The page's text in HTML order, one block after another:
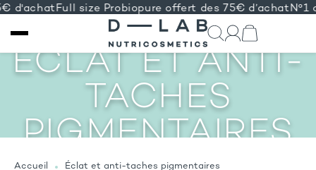
IGNORER ET
PASSER AU
CONTENU
d'achatFull size Probiopure offert des 75€ d’achatN°1
ÉCLAT ET ANTI-
TACHES
PIGMENTAIRES
Accueil Éclat et anti-taches pigmentaires